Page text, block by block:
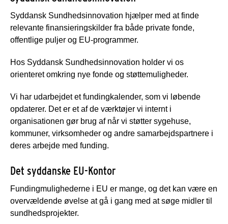
Syddansk Sundhedsinnovation hjælper med at finde
relevante finansieringskilder fra både private fonde,
offentlige puljer og EU-programmer.
Hos Syddansk Sundhedsinnovation holder vi os
orienteret omkring nye fonde og støttemuligheder.
Vi har udarbejdet et fundingkalender, som vi løbende
opdaterer. Det er et af de værktøjer vi internt i
organisationen gør brug af når vi støtter sygehuse,
kommuner, virksomheder og andre samarbejdspartnere i
deres arbejde med funding.
Det syddanske EU-Kontor
Fundingmulighederne i EU er mange, og det kan være en
overvældende øvelse at gå i gang med at søge midler til
sundhedsprojekter.